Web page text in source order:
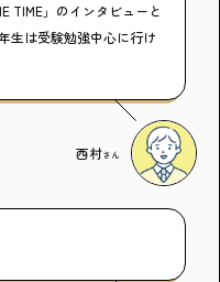
TIME」のインタビューと
生は受験勉強中心に行け
西村さん